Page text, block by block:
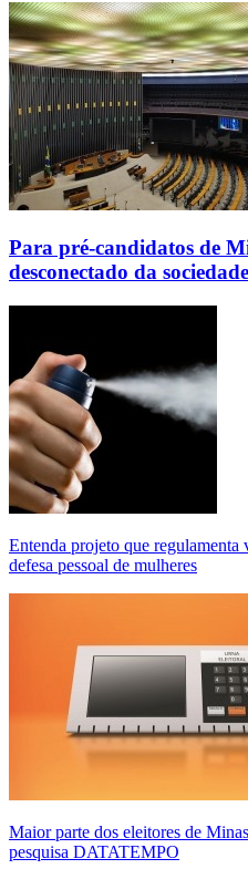
Para pré-candidatos de
desconectado da sociedade
Entenda projeto que regulamenta
defesa pessoal de mulheres
Maior parte dos eleitores de
pesquisa DATATEMPO